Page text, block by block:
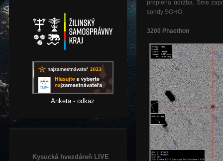
Anketa - odkaz
Kysucká hvezdáreň LIVE
prepieha údržba. Sme
sondy SOHO.
3200 Phaethon